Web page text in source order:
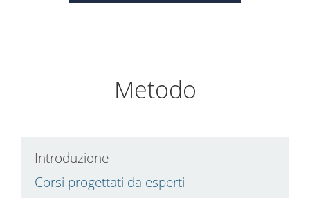
Metodo
Introduzione
Corsi progettati da esperti